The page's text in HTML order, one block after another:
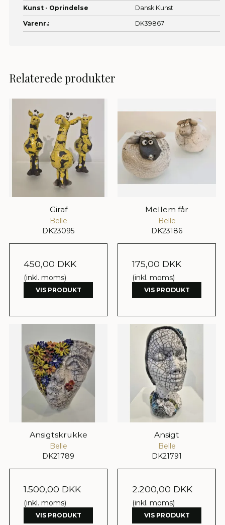
Kunst - Oprindelse Dansk Kunst
Varenr.: DK39867
Relaterede produkter
Giraf
Belle
DK23095
450,00 DKK
(inkl. moms)
VIS PRODUKT
Mellem får
Belle
DK23186
175,00 DKK
(inkl. moms)
VIS PRODUKT
Ansigtskrukke
Belle
DK21789
1.500,00 DKK
(inkl. moms)
VIS PRODUKT
Ansigt
Belle
DK21791
2.200,00 DKK
(inkl. moms)
VIS PRODUKT